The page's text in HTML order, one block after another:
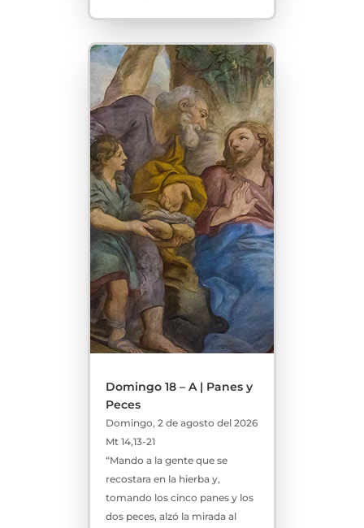
Domingo 18 – A | Panes y
Peces
Domingo, 2 de agosto del 2026
Mt 14,13-21
“Mando a la gente que se
recostara en la hierba y,
tomando los cinco panes y los
dos peces, alzó la mirada al